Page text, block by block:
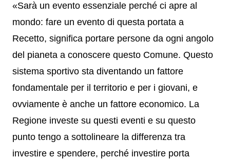
«Sarà un evento essenziale perché ci apre al
mondo: fare un evento di questa portata a
Recetto, significa portare persone da ogni angolo
del pianeta a conoscere questo Comune. Questo
sistema sportivo sta diventando un fattore
fondamentale per il territorio e per i giovani, e
ovviamente è anche un fattore economico. La
Regione investe su questi eventi e su questo
punto tengo a sottolineare la differenza tra
investire e spendere, perché investire porta